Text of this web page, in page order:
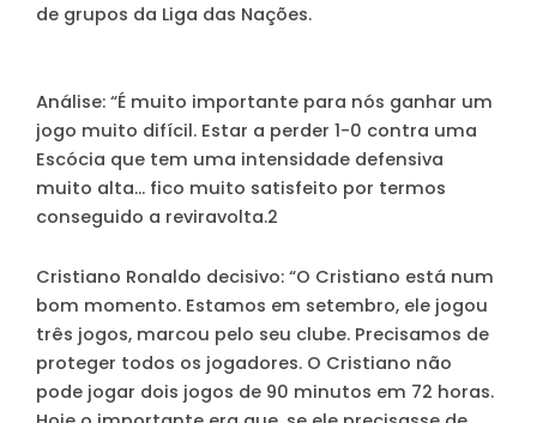
de grupos da Liga das Nações.
Análise: “É muito importante para nós ganhar um
jogo muito difícil. Estar a perder 1-0 contra uma
Escócia que tem uma intensidade defensiva
muito alta… fico muito satisfeito por termos
conseguido a reviravolta.2
Cristiano Ronaldo decisivo: “O Cristiano está num
bom momento. Estamos em setembro, ele jogou
três jogos, marcou pelo seu clube. Precisamos de
proteger todos os jogadores. O Cristiano não
pode jogar dois jogos de 90 minutos em 72 horas.